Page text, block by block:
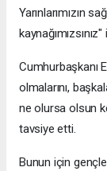
Yarınlarımızın
Cumhurbaşkanı
olmalarını,
ne olursa olsun
tavsiye etti.
Bunun için